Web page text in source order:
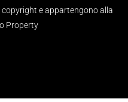
e appartengono alla
Property